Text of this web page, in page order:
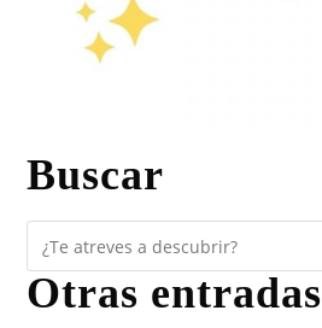
Buscar
Otras entradas